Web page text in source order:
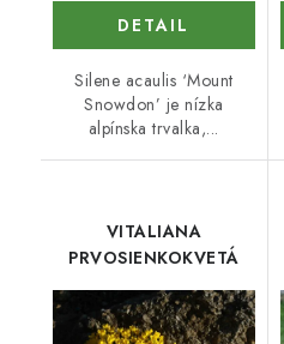
DETAIL
Silene acaulis ‘Mount
Snowdon’ je nízka
alpínska trvalka,...
VITALIANA
PRVOSIENKOKVETÁ